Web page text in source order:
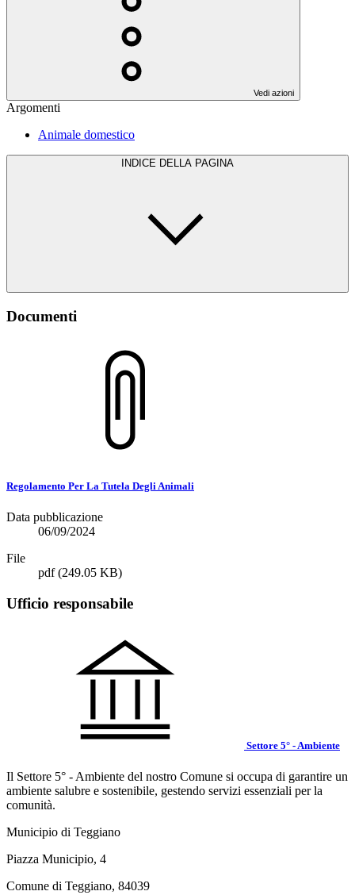
Vedi azioni
Argomenti
Animale domestico
INDICE DELLA PAGINA
Documenti
Regolamento Per La Tutela Degli Animali
Data pubblicazione
06/09/2024
File
pdf(249.05 KB)
Ufficio responsabile
Settore 5° - Ambiente
Il Settore 5° - Ambiente del nostro Comune si occupa di garantire un
ambiente salubre e sostenibile, gestendo servizi essenziali per la
comunità.
Municipio di Teggiano
Piazza Municipio, 4
Comune di Teggiano, 84039